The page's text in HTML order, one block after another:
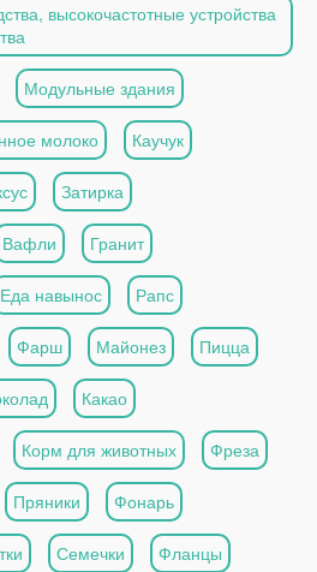
высокочастотные устройства
Модульные здания
молоко Каучук
Затирка
Вафли Гранит
Еда навынос Рапс
Фарш Майонез Пицца
Какао
Корм для животных Фреза
Пряники Фонарь
Семечки Фланцы